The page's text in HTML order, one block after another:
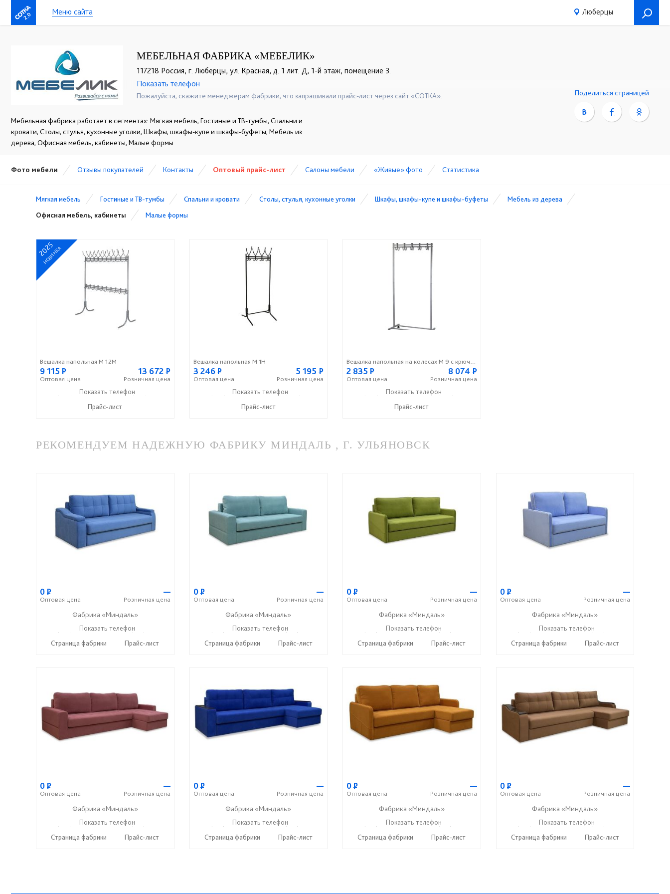
2.0 Меню сайта Люберцы
МЕБЕЛЬНАЯ ФАБРИКА «МЕБЕЛИК»
117218 Россия, г. Люберцы, ул. Красная, д. 1 лит. Д, 1-й этаж, помещение 3.
☎+7 (499) 124-00-33
Показать телефон
Пожалуйста, скажите менеджерам фабрики, что запрашивали прайс-лист через сайт «СОТКА».
Мебельная фабрика работает в сегментах: Мягкая мебель, Гостиные и ТВ-тумбы, Спальни и
кровати, Столы, стулья, кухонные уголки, Шкафы, шкафы-купе и шкафы-буфеты, Мебель из
дерева, Офисная мебель, кабинеты, Малые формы
Поделиться страницей
Фото мебели Отзывы покупателей Контакты Оптовый прайс-лист Cалоны мебели «Живые» фото Статистика
Мягкая мебель Гостиные и ТВ-тумбы Спальни и кровати Столы, стулья, кухонные уголки Шкафы, шкафы-купе и шкафы-буфеты
Мебель из дерева
Офисная мебель, кабинеты
Малые формы
2025
НОВИНКА
Вешалка напольная М 12М
9 115 Р
Оптовая цена
13 672 Р
Розничная цена
+7 (499) 124-00-33 ☎+7 (499) 124-74-44
Показать телефон
Прайс-лист
Вешалка напольная М 1Н
3 246Р
Оптовая цена
5 195 Р
Розничная цена
+7 (499) 124-00-33 ☎+7 (499) 124-74-44
Показать телефон
Прайс-лист
Вешалка напольная на колесах М 9 с крючками
2 835 Р
Оптовая цена
8 074 Р
Розничная цена
+7 (499) 124-00-33 ☎+7 (499) 124-74-44
Показать телефон
Прайс-лист
РЕКОМЕНДУЕМ НАДЕЖНУЮ ФАБРИКУ МИНДАЛЬ , Г. УЛЬЯНОВСК
0Р
Оптовая цена
—
Розничная цена
Фабрика «Миндаль»
+7 (927) 630-62-82 ☎+7 (917) 638-44-17
Показать телефон
Страница фабрики
Прайс-лист
0Р
Оптовая цена
—
Розничная цена
Фабрика «Миндаль»
+7 (927) 630-62-82 ☎+7 (917) 638-44-17
Показать телефон
Страница фабрики
Прайс-лист
0Р
Оптовая цена
—
Розничная цена
Фабрика «Миндаль»
+7 (927) 630-62-82 ☎+7 (917) 638-44-17
Показать телефон
Страница фабрики
Прайс-лист
0Р
Оптовая цена
—
Розничная цена
Фабрика «Миндаль»
+7 (927) 630-62-82 ☎+7 (917) 638-44-17
Показать телефон
Страница фабрики
Прайс-лист
0Р
Оптовая цена
—
Розничная цена
Фабрика «Миндаль»
+7 (927) 630-62-82 ☎+7 (917) 638-44-17
Показать телефон
Страница фабрики
Прайс-лист
0Р
Оптовая цена
—
Розничная цена
Фабрика «Миндаль»
+7 (927) 630-62-82 ☎+7 (917) 638-44-17
Показать телефон
Страница фабрики
Прайс-лист
0Р
Оптовая цена
—
Розничная цена
Фабрика «Миндаль»
+7 (927) 630-62-82 ☎+7 (917) 638-44-17
Показать телефон
Страница фабрики
Прайс-лист
0Р
Оптовая цена
—
Розничная цена
Фабрика «Миндаль»
+7 (927) 630-62-82 ☎+7 (917) 638-44-17
Показать телефон
Страница фабрики
Прайс-лист